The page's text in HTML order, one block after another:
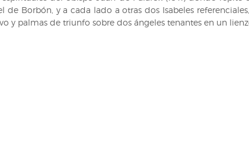
Borbón, y a cada lado a otras dos Isabeles
y palmas de triunfo sobre dos ángeles tenantes en un